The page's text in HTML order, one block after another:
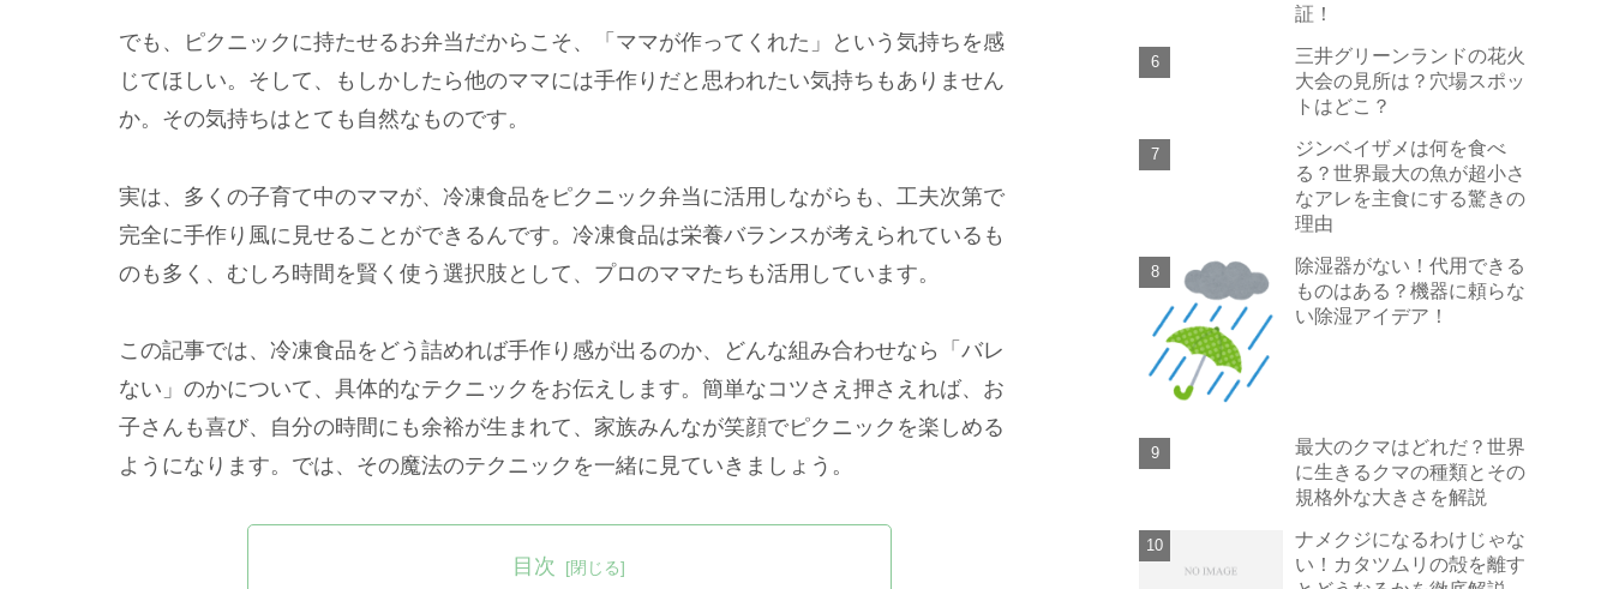
でも、ピクニックに持たせるお弁当だからこそ、「ママが作ってくれた」という気持ちを感
じてほしい。そして、もしかしたら他のママには手作りだと思われたい気持ちもありません
か。その気持ちはとても自然なものです。
実は、多くの子育て中のママが、冷凍食品をピクニック弁当に活用しながらも、工夫次第で
完全に手作り風に見せることができるんです。冷凍食品は栄養バランスが考えられているも
のも多く、むしろ時間を賢く使う選択肢として、プロのママたちも活用しています。
この記事では、冷凍食品をどう詰めれば手作り感が出るのか、どんな組み合わせなら「バレ
ない」のかについて、具体的なテクニックをお伝えします。簡単なコツさえ押さえれば、お
子さんも喜び、自分の時間にも余裕が生まれて、家族みんなが笑顔でピクニックを楽しめる
ようになります。では、その魔法のテクニックを一緒に見ていきましょう。
目次
証！
三井グリーンランドの花火
大会の見所は？穴場スポッ
トはどこ？
ジンベイザメは何を食べ
る？世界最大の魚が超小さ
なアレを主食にする驚きの
理由
除湿器がない！代用できる
ものはある？機器に頼らな
い除湿アイデア！
最大のクマはどれだ？世界
に生きるクマの種類とその
規格外な大きさを解説
ナメクジになるわけじゃな
い！カタツムリの殻を離す